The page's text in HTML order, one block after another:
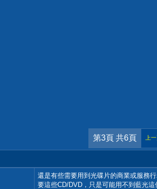
第3頁 共6頁 上
還是有些需要用到光碟片的商業或服務
要這些CD/DVD，只是可能用不到藍光這